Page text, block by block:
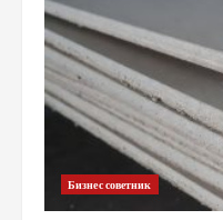
Бизнес советник